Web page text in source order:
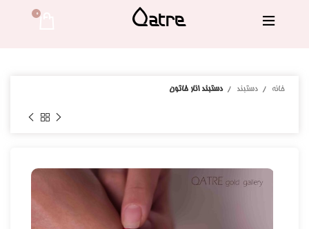
0
خانه دستبند دستبند انار خاتون